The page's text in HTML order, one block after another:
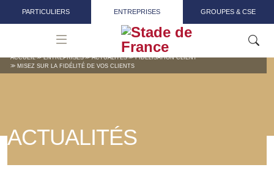
PARTICULIERS ENTREPRISES GROUPES & CSE
ACCUEIL ENTREPRISES ACTUALITÉS
FIDÉLISATION CLIENT
MISEZ SUR LA FIDÉLITÉ DE VOS CLIENTS
ACTUALITÉS